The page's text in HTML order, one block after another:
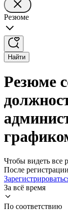
Резюме
Найти
Резюме
Чтобы видеть все
После
За всё время
По соответствию